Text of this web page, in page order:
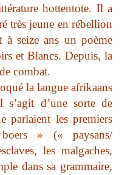
hottentote. Il a
très jeune en rébellion
à seize ans un poème
et Blancs. Depuis, la
combat.
la langue afrikaans
d’une sorte de
parlaient les premiers
» (« paysans/
les malgaches,
dans sa grammaire,